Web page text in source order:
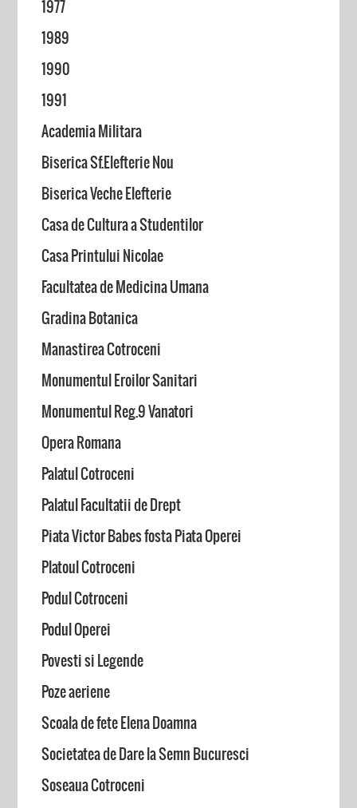
1977
1989
1990
1991
Academia Militara
Biserica Sf.Elefterie Nou
Biserica Veche Elefterie
Casa de Cultura a Studentilor
Casa Printului Nicolae
Facultatea de Medicina Umana
Gradina Botanica
Manastirea Cotroceni
Monumentul Eroilor Sanitari
Monumentul Reg.9 Vanatori
Opera Romana
Palatul Cotroceni
Palatul Facultatii de Drept
Piata Victor Babes fosta Piata Operei
Platoul Cotroceni
Podul Cotroceni
Podul Operei
Povesti si Legende
Poze aeriene
Scoala de fete Elena Doamna
Societatea de Dare la Semn Bucuresci
Soseaua Cotroceni